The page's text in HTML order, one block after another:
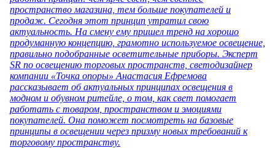
пространство магазина, тем больше покупателей и
продаж. Сегодня этот принцип утратил свою
актуальность. На смену ему пришел тренд на хорошо
продуманную концепцию, грамотно используемое освещение,
правильно подобранные осветительные приборы. Эксперт
SR по освещению торговых пространств, светодизайнер
компании «Точка опоры» Анастасия Ефремова
рассказывает об актуальных принципах освещения в
модном и обувном ритейле, о том, как свет помогает
работать с товаром, пространством и эмоциями
покупателей. Она поможет посмотреть на базовые
принципы в освещении через призму новых требований к
торговому пространству.